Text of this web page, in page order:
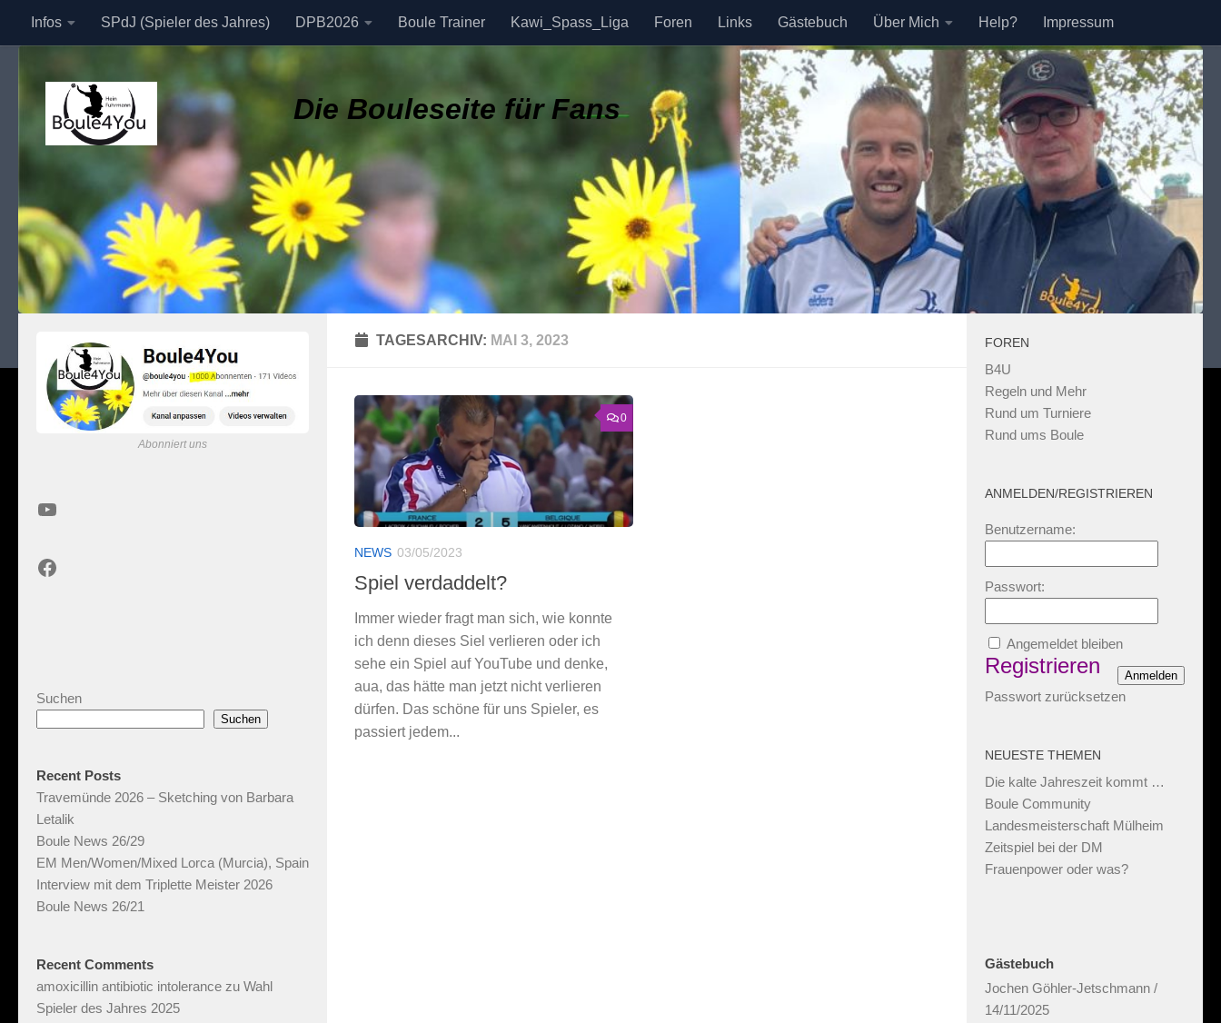
Zum Inhalt springen
Infos SPdJ (Spieler des Jahres) DPB2026 Boule Trainer Kawi_Spass_Liga Foren Links Gästebuch Über Mich Help? Impressum
Die Bouleseite für Fans
TAGESARCHIV: MAI 3, 2023
0
NEWS 03/05/2023
Spiel verdaddelt?
Immer wieder fragt man sich, wie konnte
ich denn dieses Siel verlieren oder ich
sehe ein Spiel auf YouTube und denke,
aua, das hätte man jetzt nicht verlieren
dürfen. Das schöne für uns Spieler, es
passiert jedem...
Abonniert uns
YouTube
Facebook
Suchen
Suchen
Recent Posts
Travemünde 2026 – Sketching von Barbara
Letalik
Boule News 26/29
EM Men/Women/Mixed Lorca (Murcia), Spain
Interview mit dem Triplette Meister 2026
Boule News 26/21
Recent Comments
amoxicillin antibiotic intolerance zu Wahl
Spieler des Jahres 2025
FOREN
B4U
Regeln und Mehr
Rund um Turniere
Rund ums Boule
ANMELDEN/REGISTRIEREN
Benutzername:
Passwort:
Angemeldet bleiben
Anmelden
Registrieren
Passwort zurücksetzen
NEUESTE THEMEN
Die kalte Jahreszeit kommt …
Boule Community
Landesmeisterschaft Mülheim
Zeitspiel bei der DM
Frauenpower oder was?
Gästebuch
Jochen Göhler-Jetschmann /
14/11/2025